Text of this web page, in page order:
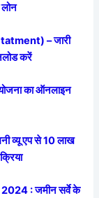
– जारी
करें
का ऑनलाइन
व्यू एप से 10 लाख
: जमीन सर्वे के